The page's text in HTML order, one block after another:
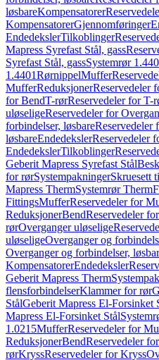
løsbareKompensatorer
KompensatorerGjennomføringer
EndedekslerTilkoblinger
Mapress Syrefast Stål, gass
Syrefast Stål, gassSystemrør
1.4401RørnippelMuffer
MufferReduksjonerReservedeler
for BendT-rørReservedeler for T-
uløseligeReservedeler for
forbindelser, løsbareReservedeler
løsbareEndedekslerReservedeler
EndedekslerTilkoblinger
Geberit Mapress Syrefast Stål
for rørSystempakningerSkruesett
Mapress ThermSystemrør Therm
FittingsMufferReservedeler for
ReduksjonerBendReservedeler
rørOverganger uløselige
uløseligeOverganger og
Overganger og forbindelser,
KompensatorerEndedeksler
Geberit Mapress Therm
flensforbindelserKlammer for rør
StålGeberit Mapress El-Forsinket
Mapress El-Forsinket Stål
1.0215MufferReservedeler for
ReduksjonerBendReservedeler
rørKryssReservedeler for Kryss